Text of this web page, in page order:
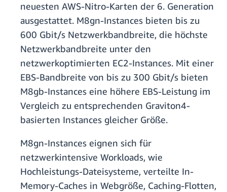
neuesten AWS-Nitro-Karten der 6. Generation
ausgestattet. M8gn-Instances bieten bis zu
600 Gbit/s Netzwerkbandbreite, die höchste
Netzwerkbandbreite unter den
netzwerkoptimierten EC2-Instances. Mit einer
EBS-Bandbreite von bis zu 300 Gbit/s bieten
M8gb-Instances eine höhere EBS-Leistung im
Vergleich zu entsprechenden Graviton4-
basierten Instances gleicher Größe.
M8gn-Instances eignen sich für
netzwerkintensive Workloads, wie
Hochleistungs-Dateisysteme, verteilte In-
Memory-Caches in Webgröße, Caching-Flotten,